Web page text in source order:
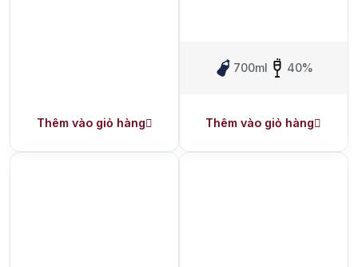
Thêm vào giỏ hàng
700ml 40%
Thêm vào giỏ hàng